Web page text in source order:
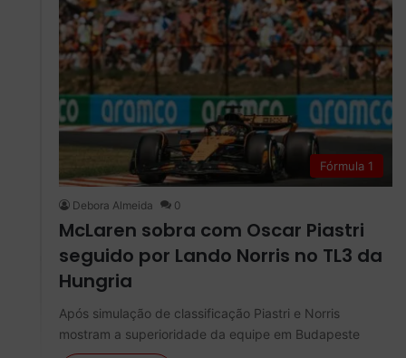
Fórmula 1
Debora Almeida 0
McLaren sobra com Oscar Piastri
seguido por Lando Norris no TL3 da
Hungria
Após simulação de classificação Piastri e Norris
mostram a superioridade da equipe em Budapeste